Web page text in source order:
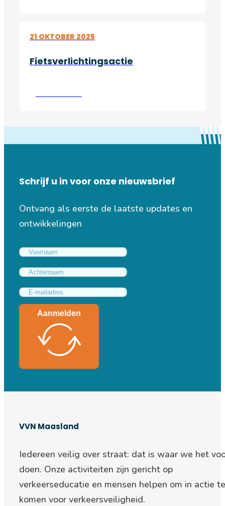
21 OKTOBER 2025
Fietsverlichtingsactie
Schrijf u in voor onze nieuwsbrief
Ontvang als eerste de laatste updates en
ontwikkelingen
Aanmelden
VVN Maasland
Iedereen veilig over straat: dat is waar we het
doen. Onze activiteiten zijn gericht op
verkeerseducatie en mensen helpen om in actie te
komen voor verkeersveiligheid.